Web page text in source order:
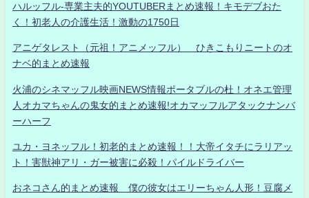
ハルッフル-専業主夫的YOUTUBERまとめ速報！キモデブおた
く！初老人の介護生活！激動の1750日
アニゲタレスト（元祖！アニメッフル） ひきこもりニートのオ
ナベ的まとめ速報
火浦のシネマッフル映画NEWS情報ポータブルの杜！オネエ管理
人オカマちゃんの鬼女的まとめ速報!オカマッフルアタックナンバ
ーハーフ
ユカ・ヨネッフル！初老的まとめ速報！！大帝イタチにラリアッ
ト！害獣神アリ・ガー被害に必殺！パイルドライバー
おネコさん的まとめ速報 僕の彼女はエリーちゃん人形！豆腐メ